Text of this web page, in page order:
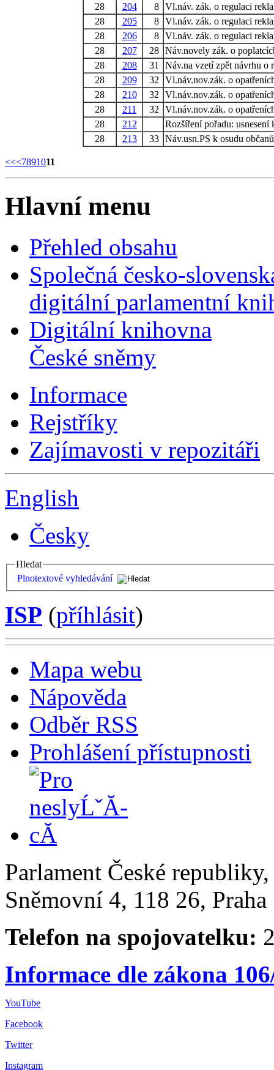
28
204 8 Vl.náv. zák. o regulaci
28
205 8 Vl.náv. zák. o regulaci
28
206 8 Vl.náv. zák. o regulaci
28
207 28 Náv.novely zák. o
28
208 31
Náv.na vzetí zpět návrhu o
28
209 32
Vl.náv.nov.zák. o
28
210 32
Vl.náv.nov.zák. o
28
211 32
Vl.náv.nov.zák. o
28
212
Rozšíření pořadu: usnesení
28
213 33 Náv.usn.PS k osudu
<<<7891011
Hlavní menu
Přehled obsahu
Společná česko-
digitální parlamentní
Digitální knihovna
České sněmy
Informace
Rejstříky
Zajímavosti v repozitáři
English
Česky
Hledat
Plnotextové vyhledávání
ISP (příhlásit)
Mapa webu
Nápověda
Odběr RSS
Prohlášení přístupnosti
Parlament České
Sněmovní 4, 118 26,
Telefon na spojovatelku:
Informace dle zákona
YouTube
Facebook
Twitter
Instagram